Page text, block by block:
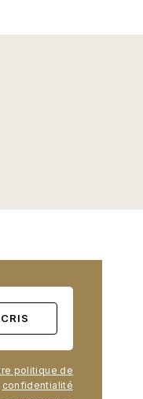
politique de
confidentialité